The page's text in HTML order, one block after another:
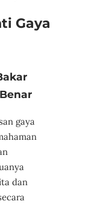
Gaya
gaya
dan